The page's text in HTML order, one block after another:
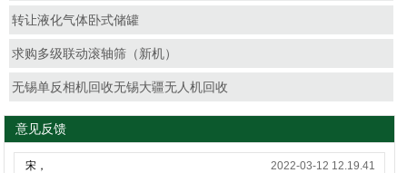
转让液化气体卧式储罐
求购多级联动滚轴筛（新机）
无锡单反相机回收无锡大疆无人机回收
意见反馈
2022-03-12 12.19.41
宋，